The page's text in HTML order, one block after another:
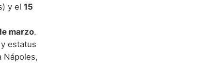
y el 15
marzo.
estatus
Nápoles,